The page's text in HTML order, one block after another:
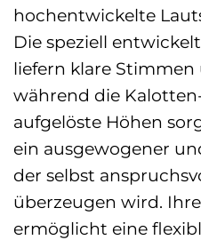
hochentwickelte
Die speziell
liefern klare
während die
aufgelöste Höhen
ein ausgewogener
der selbst
überzeugen wird.
ermöglicht eine